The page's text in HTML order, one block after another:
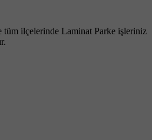
ilçelerinde Laminat Parke işleriniz